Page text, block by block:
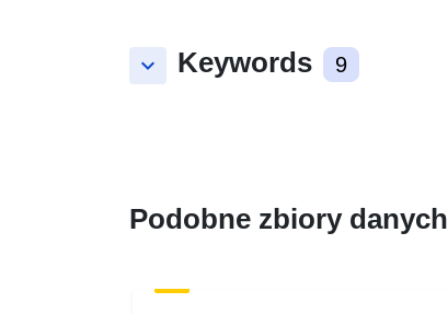
keyboard_arrow_down Keywords 9
Podobne zbiory danych